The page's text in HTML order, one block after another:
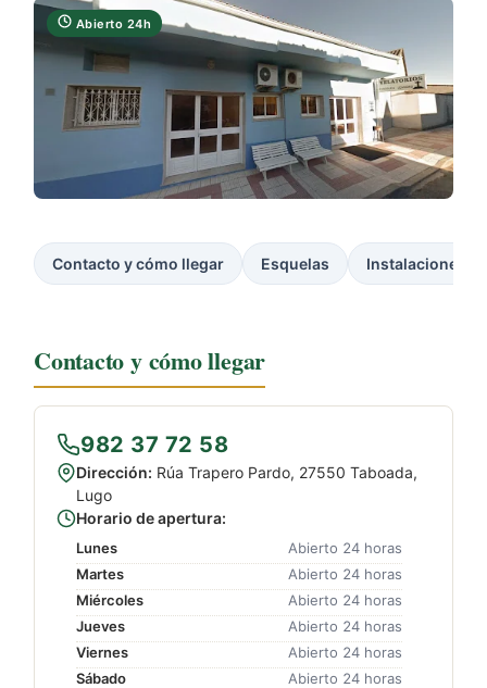
Abierto 24h
Contacto y cómo llegar Esquelas Instalaciones
Contacto y cómo llegar
982 37 72 58
Dirección: Rúa Trapero Pardo, 27550 Taboada,
Lugo
Horario de apertura:
Lunes
Abierto 24 horas
Martes
Abierto 24 horas
Miércoles
Abierto 24 horas
Jueves
Abierto 24 horas
Viernes
Abierto 24 horas
Sábado
Abierto 24 horas